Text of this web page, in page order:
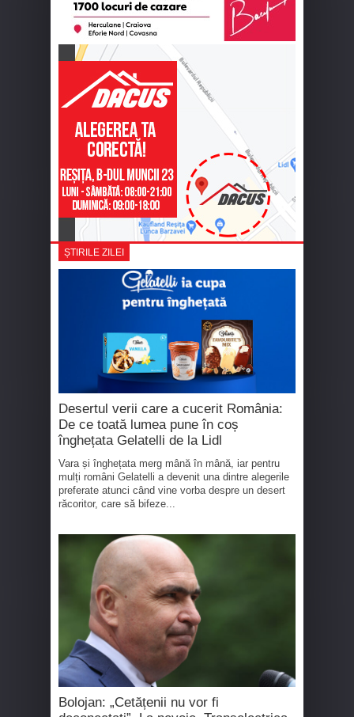
ȘTIRILE ZILEI
Desertul verii care a cucerit România:
De ce toată lumea pune în coș
înghețata Gelatelli de la Lidl
Vara și înghețata merg mână în mână, iar pentru
mulți români Gelatelli a devenit una dintre alegerile
preferate atunci când vine vorba despre un desert
răcoritor, care să bifeze...
Bolojan: „Cetățenii nu vor fi